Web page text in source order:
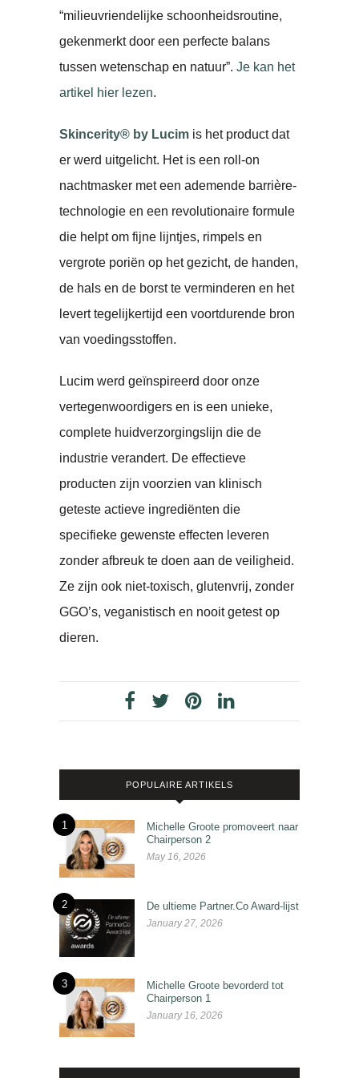
“milieuvriendelijke schoonheidsroutine,
gekenmerkt door een perfecte balans
tussen wetenschap en natuur”. Je kan het
artikel hier lezen.
Skincerity® by Lucim is het product dat
er werd uitgelicht. Het is een roll-on
nachtmasker met een ademende barrière-
technologie en een revolutionaire formule
die helpt om fijne lijntjes, rimpels en
vergrote poriën op het gezicht, de handen,
de hals en de borst te verminderen en het
levert tegelijkertijd een voortdurende bron
van voedingsstoffen.
Lucim werd geïnspireerd door onze
vertegenwoordigers en is een unieke,
complete huidverzorgingslijn die de
industrie verandert. De effectieve
producten zijn voorzien van klinisch
geteste actieve ingrediënten die
specifieke gewenste effecten leveren
zonder afbreuk te doen aan de veiligheid.
Ze zijn ook niet-toxisch, glutenvrij, zonder
GGO’s, veganistisch en nooit getest op
dieren.
POPULAIRE ARTIKELS
1
Michelle Groote promoveert naar
Chairperson 2
May 16, 2026
2 De ultieme Partner.Co Award-lijst
January 27, 2026
3
Michelle Groote bevorderd tot
Chairperson 1
January 16, 2026